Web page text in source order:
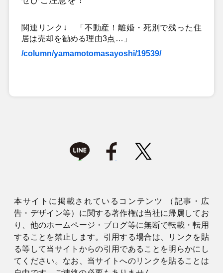
関連リンク↓ 「不動産！離婚・死別で残った住
居は売却を勧める理由3点…」
/column/yamamotomasayoshi/19539/
本サイトに掲載されているコンテンツ （記事・広
告・デザイン等）に関する著作権は当社に帰属してお
り、他のホームページ・ブログ等に無断で転載・転用
することを禁止します。引用する場合は、リンクを貼
る等して当サイトからの引用であることを明らかにし
てください。なお、当サイトへのリンクを貼ることは